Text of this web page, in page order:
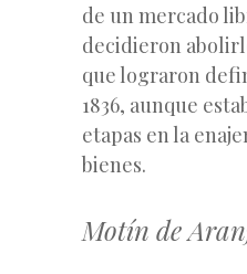
de un mercado
decidieron
que lograron
1836, aunque
etapas en la
bienes.
Motín de